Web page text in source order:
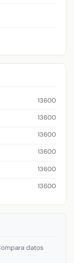
13600
13600
13600
13600
13600
13600
datos